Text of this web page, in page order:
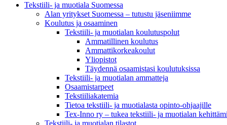
Tekstiili- ja muotiala Suomessa
Alan yritykset Suomessa – tutustu jäseniimme
Koulutus ja osaaminen
Tekstiili- ja muotialan koulutuspolut
Ammatillinen koulutus
Ammattikorkeakoulut
Yliopistot
Täydennä osaamistasi koulutuksissa
Tekstiili- ja muotialan ammatteja
Osaamistarpeet
Tekstiiliakatemia
Tietoa tekstiili- ja muotialasta opinto-ohjaajille
Tex-Inno ry – tukea tekstiili- ja muotialan
Tekstiili- ja muotialan tilastot